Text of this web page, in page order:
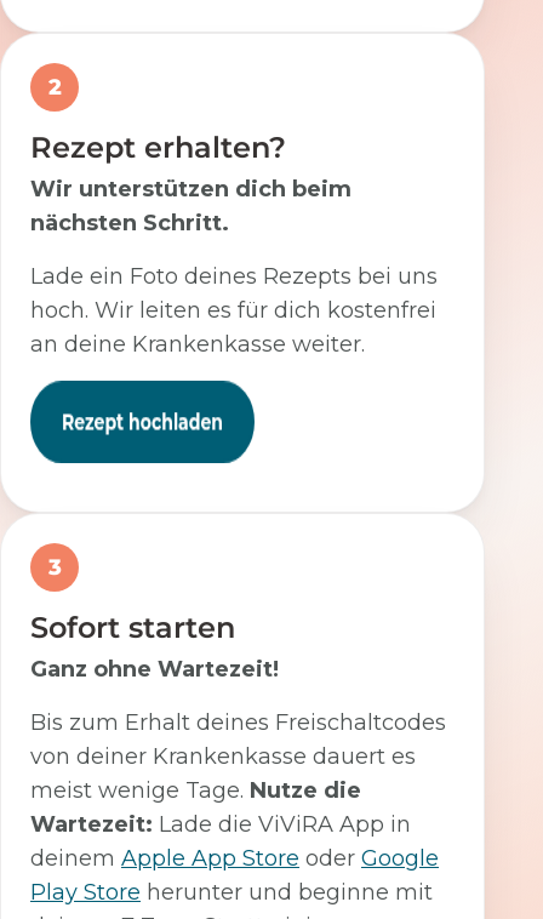
2
Rezept erhalten?
Wir unterstützen dich beim
nächsten Schritt.
Lade ein Foto deines Rezepts bei uns
hoch. Wir leiten es für dich kostenfrei
an deine Krankenkasse weiter.
3
Sofort starten
Ganz ohne Wartezeit!
Bis zum Erhalt deines Freischaltcodes
von deiner Krankenkasse dauert es
meist wenige Tage. Nutze die
Wartezeit: Lade die ViViRA App in
deinem Apple App Store oder Google
Play Store herunter und beginne mit